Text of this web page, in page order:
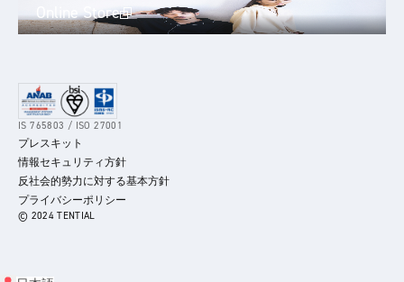
Online Store
IS 765803 / ISO 27001
プレスキット
情報セキュリティ方針
反社会的勢力に対する基本方針
プライバシーポリシー
© 2024 TENTIAL